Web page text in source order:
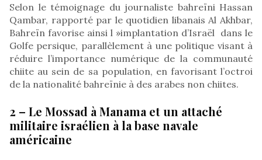
Selon le témoignage du journaliste bahreïni Hassan
Qambar, rapporté par le quotidien libanais Al Akhbar,
Bahreïn favorise ainsi l »implantation d’Israël dans le
Golfe persique, parallèlement à une politique visant à
réduire l’importance numérique de la communauté
chiite au sein de sa population, en favorisant l’octroi
de la nationalité bahreïnie à des arabes non chiites.
2 – Le Mossad à Manama et un attaché
militaire israélien à la base navale
américaine